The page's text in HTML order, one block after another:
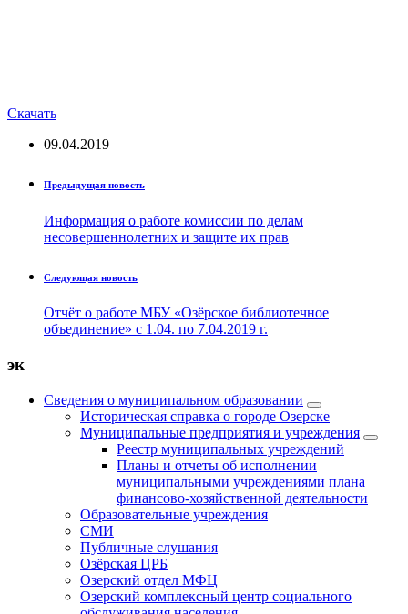
Скачать
09.04.2019
Предыдущая новость
Информация о работе комиссии по делам
несовершеннолетних и защите их прав
Следующая новость
Отчёт о работе МБУ «Озёрское библиотечное
объединение» с 1.04. по 7.04.2019 г.
эк
Сведения о муниципальном образовании
Историческая справка о городе Озерске
Муниципальные предприятия и учреждения
Реестр муниципальных учреждений
Планы и отчеты об исполнении
муниципальными учреждениями плана
финансово-хозяйственной деятельности
Образовательные учреждения
СМИ
Публичные слушания
Озёрская ЦРБ
Озерский отдел МФЦ
Озерский комплексный центр социального